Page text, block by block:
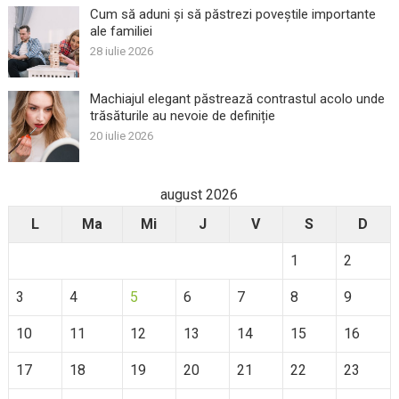
Cum să aduni și să păstrezi poveștile importante
ale familiei
28 iulie 2026
Machiajul elegant păstrează contrastul acolo unde
trăsăturile au nevoie de definiție
20 iulie 2026
august 2026
L
Ma Mi J V S D
1 2
3 4 5 6 7 8 9
10 11 12 13 14 15 16
17 18 19 20 21 22 23